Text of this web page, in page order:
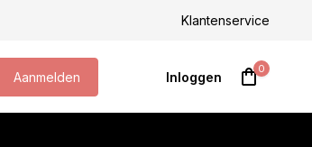
Klantenservice
Aanmelden Inloggen
0